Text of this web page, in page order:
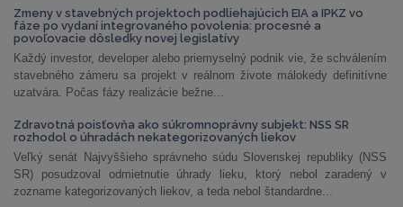
Zmeny v stavebných projektoch podliehajúcich EIA a IPKZ vo
fáze po vydaní integrovaného povolenia: procesné a
povoľovacie dôsledky novej legislatívy
Každý investor, developer alebo priemyselný podnik vie, že schválením
stavebného zámeru sa projekt v reálnom živote málokedy definitívne
uzatvára. Počas fázy realizácie bežne...
Zdravotná poisťovňa ako súkromnoprávny subjekt: NSS SR
rozhodol o úhradách nekategorizovaných liekov
Veľký senát Najvyššieho správneho súdu Slovenskej republiky (NSS
SR) posudzoval odmietnutie úhrady lieku, ktorý nebol zaradený v
zozname kategorizovaných liekov, a teda nebol štandardne...